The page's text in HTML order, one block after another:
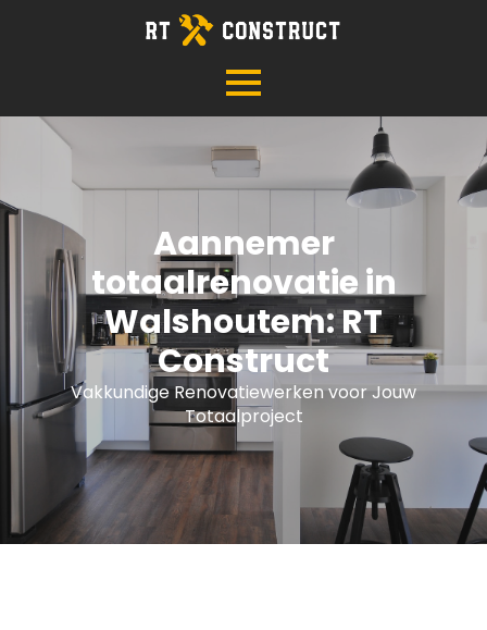
Aannemer
totaalrenovatie in
Walshoutem: RT
Construct
Vakkundige Renovatiewerken voor Jouw
Totaalproject